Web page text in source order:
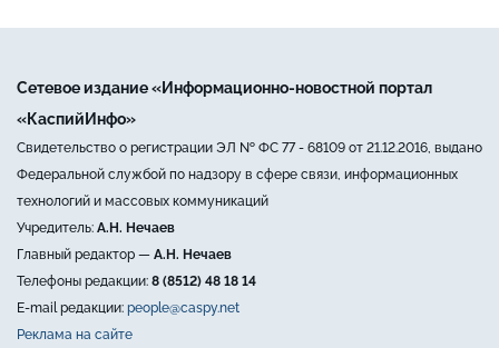
Сетевое издание «Информационно-новостной портал
«КаспийИнфо»
Свидетельство о регистрации ЭЛ № ФС 77 - 68109 от 21.12.2016, выдано
Федеральной службой по надзору в сфере связи, информационных
технологий и массовых коммуникаций
Учредитель: А.Н. Нечаев
Главный редактор — А.Н. Нечаев
Телефоны редакции: 8 (8512) 48 18 14
E-mail редакции: people@caspy.net
Реклама на сайте